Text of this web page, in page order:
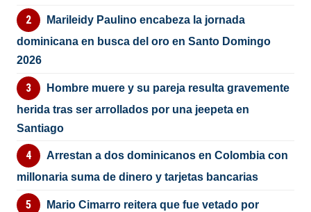
Marileidy Paulino encabeza la jornada
dominicana en busca del oro en Santo Domingo
2026
Hombre muere y su pareja resulta gravemente
herida tras ser arrollados por una jeepeta en
Santiago
Arrestan a dos dominicanos en Colombia con
millonaria suma de dinero y tarjetas bancarias
Mario Cimarro reitera que fue vetado por